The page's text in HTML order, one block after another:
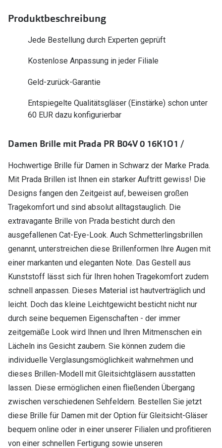
Glasveredelungen
Brillenglas Typen
Transitions Gläser
Zubehör
Brillenkettchen
Produktbeschreibung
Jede Bestellung durch Experten geprüft
Kostenlose Anpassung in jeder Filiale
Geld-zurück-Garantie
Entspiegelte Qualitätsgläser (Einstärke) schon unter
60 EUR dazu konfigurierbar
Damen Brille mit Prada PR B04V 0 16K1O1 /
Hochwertige Brille für Damen in Schwarz der Marke Prada.
Mit Prada Brillen ist Ihnen ein starker Auftritt gewiss! Die
Designs fangen den Zeitgeist auf, beweisen großen
Tragekomfort und sind absolut alltagstauglich. Die
extravagante Brille von Prada besticht durch den
ausgefallenen Cat-Eye-Look. Auch Schmetterlingsbrillen
genannt, unterstreichen diese Brillenformen Ihre Augen mit
einer markanten und eleganten Note. Das Gestell aus
Kunststoff lässt sich für Ihren hohen Tragekomfort zudem
schnell anpassen. Dieses Material ist hautverträglich und
leicht. Doch das kleine Leichtgewicht besticht nicht nur
durch seine bequemen Eigenschaften - der immer
zeitgemäße Look wird Ihnen und Ihren Mitmenschen ein
Lächeln ins Gesicht zaubern. Sie können zudem die
individuelle Verglasungsmöglichkeit wahrnehmen und
dieses Brillen-Modell mit Gleitsichtgläsern ausstatten
lassen. Diese ermöglichen einen fließenden Übergang
zwischen verschiedenen Sehfeldern. Bestellen Sie jetzt
diese Brille für Damen mit der Option für Gleitsicht-Gläser
bequem online oder in einer unserer Filialen und profitieren
von einer schnellen Fertigung sowie unseren